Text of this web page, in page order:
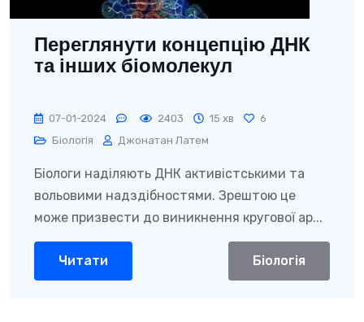
Переглянути концепцію ДНК
та інших біомолекул
07-01-2024 2403 15 хв
6
Біологія
Джонатан Латем
Біологи наділяють ДНК активістськими та
вольовими надздібностями. Зрештою це
може призвести до виникнення кругової ар...
Читати Біологія